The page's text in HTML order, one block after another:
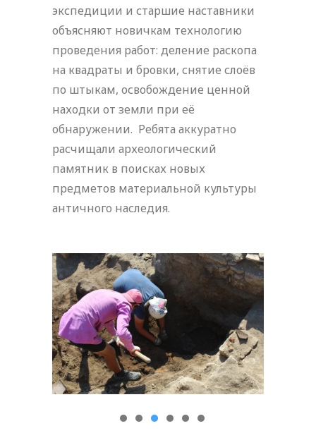
экспедиции и старшие наставники
объясняют новичкам технологию
проведения работ: деление раскопа
на квадраты и бровки, снятие слоёв
по штыкам, освобождение ценной
находки от земли при её
обнаружении. Ребята аккуратно
расчищали археологический
памятник в поисках новых
предметов материальной культуры
античного наследия.